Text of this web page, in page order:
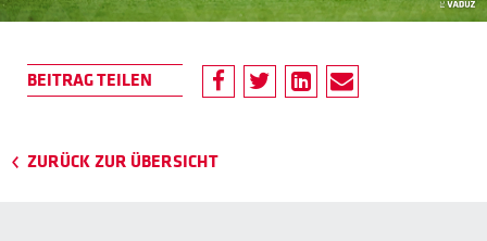
ZURÜCK ZUR ÜBERSICHT